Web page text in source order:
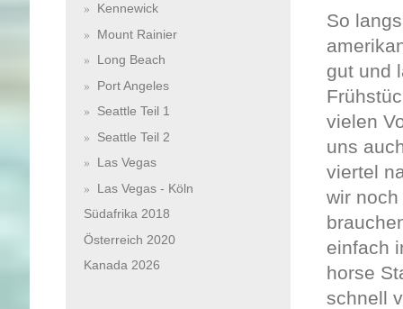
So
gut und
vielen
uns
viertel
wir
einfach
horse
schnell
Kennewick
Mount Rainier
Long Beach
Port Angeles
Seattle Teil 1
Seattle Teil 2
Las Vegas
Las Vegas - Köln
Südafrika 2018
Österreich 2020
Kanada 2026